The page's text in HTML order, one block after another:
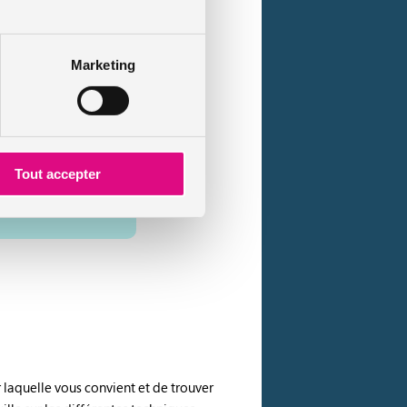
Marketing
Tout accepter
2. Le risque
et de la vessie
n’ayant jamais
vous convient et de trouver